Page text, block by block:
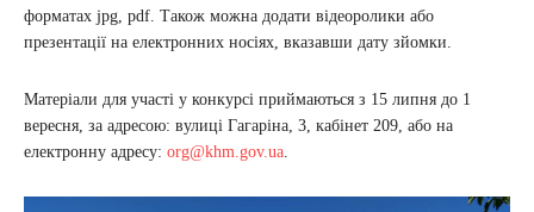
форматах jpg, pdf. Також можна додати відеоролики або
презентації на електронних носіях, вказавши дату зйомки.
Матеріали для участі у конкурсі приймаються з 15 липня до 1
вересня, за адресою: вулиці Гагаріна, 3, кабінет 209, або на
електронну адресу: org@khm.gov.ua